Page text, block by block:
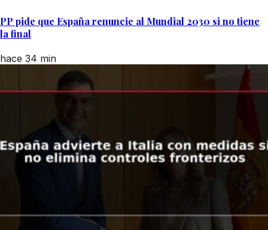
PP pide que España renuncie al Mundial 2030 si no tiene
la final
hace 34 min